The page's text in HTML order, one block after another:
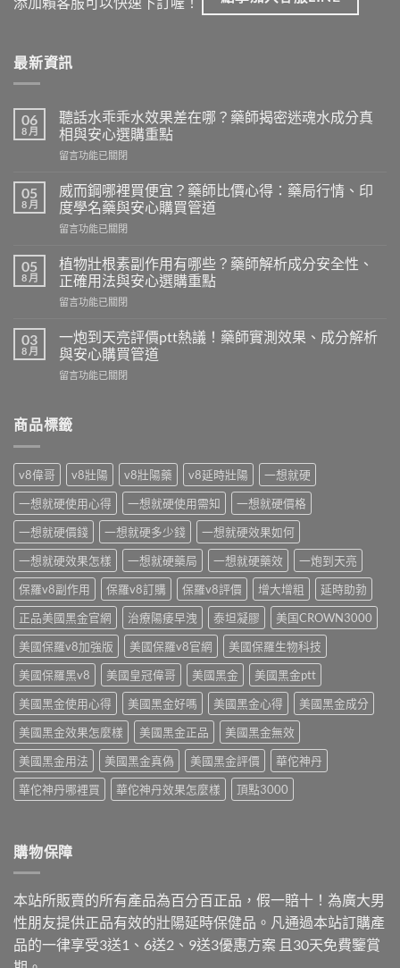
最新資訊
06
8 月
聽話水乖乖水效果差在哪？藥師揭密迷魂水成分真
相與安心選購重點
在
話
水
乖
乖
效
果
在
藥
師
密
水
相
與
安
心
選
購
重
點〉
中
留言功能已關閉
05
8 月
威而鋼哪裡買便宜？藥師比價心得：藥局行情、印
度學名藥與安心購買管道
在
而
鋼
哪
裡
便
宜？
藥
師
心
行
情、
印
度
學
名
藥
與
安
心
購
買
管
道〉
中
留言功能已關閉
05
8 月
植物壯根素副作用有哪些？藥師解析成分安全性、
正確用法與安心選購重點
在
壯
根
素
用
些？
藥
師
解
析
成
分
安
全
性、
正
確
用
法
與
安
心
選
購
重
點〉
中
留言功能已關閉
03
8 月
一炮到天亮評價ptt熱議！藥師實測效果、成分解析
與安心購買管道
在
到
天
評
ptt
熱
議！
藥
師
實
測
效
果、
成
分
解
析
與
安
心
購
買
管
道〉
中
留言功能已關閉
商品標籤
v8偉哥 v8壯陽 v8壯陽藥 v8延時壯陽
一想就硬
一想就硬使用心得
一想就硬使用需知
一想就硬價格
一想就硬價錢
一想就硬多少錢
一想就硬效果如何
一想就硬效果怎樣
一想就硬藥局 一想就硬藥效
一炮到天亮
保羅v8副作用
保羅v8訂購 保羅v8評價 增大增粗
延時助勃
正品美國黑金官網
治療陽痿早洩 泰坦凝膠
美国CROWN3000
美國保羅v8加強版
美國保羅v8官網
美國保羅生物科技
美國保羅黑v8
美國皇冠偉哥 美國黑金
美國黑金ptt
美國黑金使用心得
美國黑金好嗎 美國黑金心得
美國黑金成分
美國黑金效果怎麼樣
美國黑金正品
美國黑金無效
美國黑金用法
美國黑金真偽 美國黑金評價
華佗神丹
華佗神丹哪裡買
華佗神丹效果怎麼樣 頂點3000
購物保障
本站所販賣的所有產品為百分百正品，假一賠十！為廣大男
性朋友提供正品有效的壯陽延時保健品。凡通過本站訂購產
品的一律享受3送1、6送2、9送3優惠方案 且30天免費鑒賞